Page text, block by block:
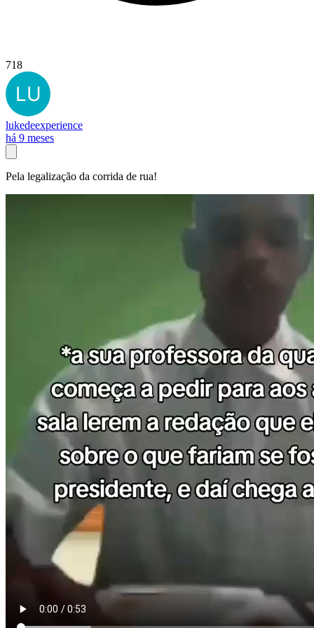
718
lukedeexperience
há 9 meses
Pela legalização da corrida de rua!